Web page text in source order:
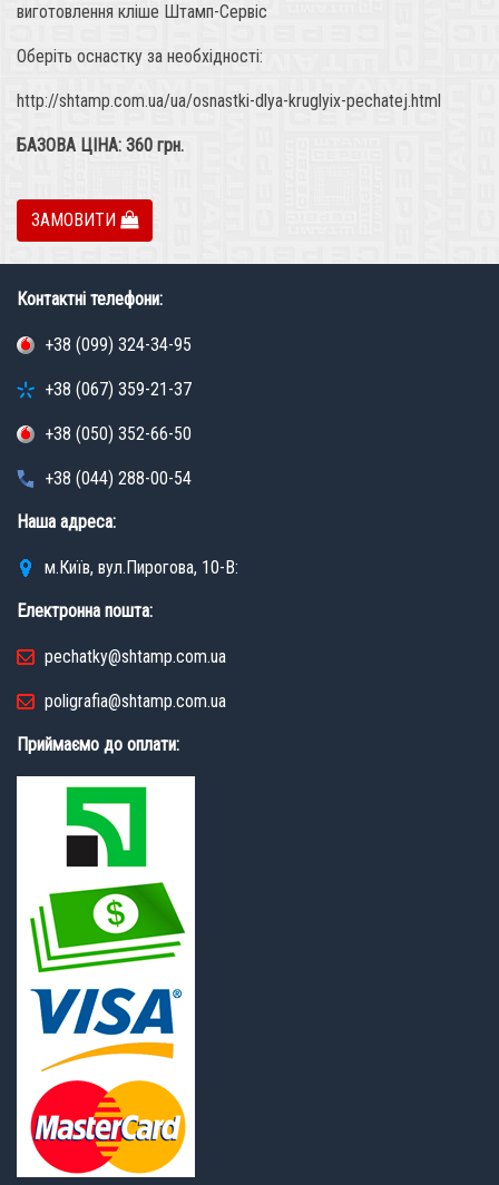
виготовлення кліше Штамп-Сервіс
Оберіть оснастку за необхідності:
http://shtamp.com.ua/ua/osnastki-dlya-kruglyix-pechatej.html
БАЗОВА ЦІНА: 360 грн.
ЗАМОВИТИ
Контактні телефони:
+38 (099) 324-34-95
+38 (067) 359-21-37
+38 (050) 352-66-50
+38 (044) 288-00-54
Наша адреса:
м.Київ, вул.Пирогова, 10-В:
Електронна пошта:
pechatky@shtamp.com.ua
poligrafia@shtamp.com.ua
Приймаємо до оплати: